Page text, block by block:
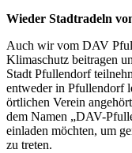
Wieder Stadtradeln
Auch wir vom DAV
Klimaschutz beitragen
Stadt Pfullendorf
entweder in Pfullendorf
örtlichen Verein
dem Namen „DAV-
einladen möchten, um
zu treten.